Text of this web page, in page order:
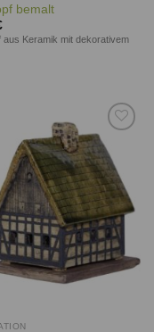
bemalt
aus Keramik mit dekorativem
Auf die
Wunschliste